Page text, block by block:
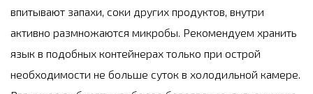
впитывают запахи, соки других продуктов, внутри
активно размножаются микробы. Рекомендуем хранить
язык в подобных контейнерах только при острой
необходимости не больше суток в холодильной камере.